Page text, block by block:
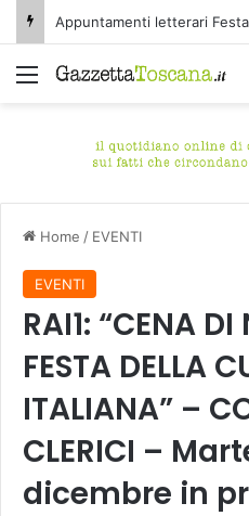
Appuntamenti letterari
Menu
Home / EVENTI
EVENTI
RAI1: “CENA
FESTA DELLA
ITALIANA” –
CLERICI –
dicembre in